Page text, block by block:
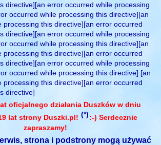
directive][an error occurred while processing
occurred while processing this directive][an
processing this directive][an error occurred
directive][an error occurred while processing
occurred while processing this directive][an
processing this directive][an error occurred
directive][an error occurred while processing
occurred while processing this directive] [an
processing this directive][an error occurred
directive]
oficjalnego działania Duszków w dniu
lat strony Duszki.pl! (*):-) Serdecznie
zapraszamy!
strona i podstrony mogą używać